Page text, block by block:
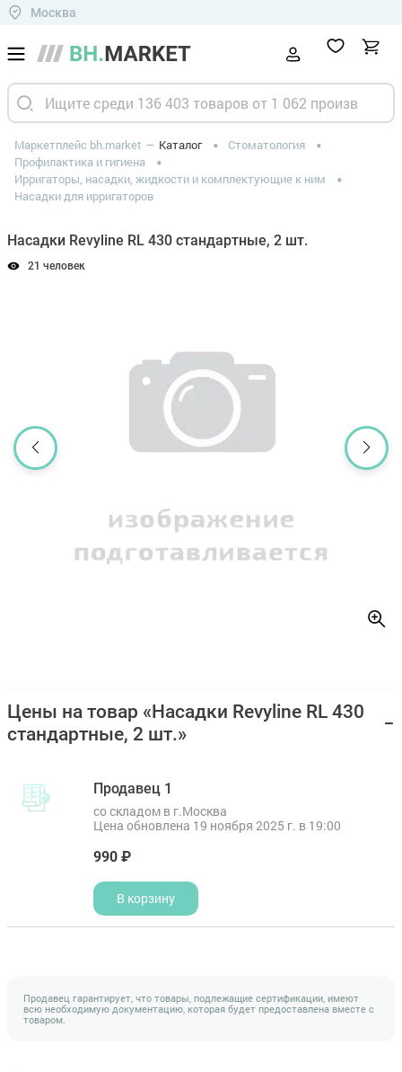
Москва
Маркетплейс bh.market Каталог
Стоматология
Профилактика и гигиена
Ирригаторы, насадки, жидкости и комплектующие к ним
Насадки для ирригаторов
Насадки Revyline RL 430 стандартные, 2 шт.
21 человек
Цены на товар «Насадки Revyline RL 430
стандартные, 2 шт.»
Продавец 1
со складом в г.Москва
Цена обновлена 19 ноября 2025 г. в 19:00
990 ₽
В корзину
Продавец гарантирует, что товары, подлежащие сертификации, имеют
всю необходимую документацию, которая будет предоставлена вместе с
товаром.